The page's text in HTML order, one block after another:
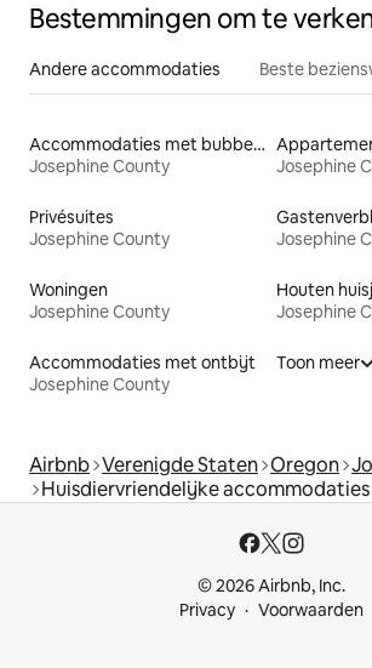
Bestemmingen om te
Andere accommodaties Beste
Accommodaties met bubbelbad
Josephine County
Josephine
Privésuites
Josephine County
Josephine
Woningen
Josephine County
Houten
Josephine
Accommodaties met ontbijt
Josephine County
Toon meer
Airbnb Verenigde Staten Oregon
Huisdiervriendelijke accommodaties
© 2026 Airbnb, Inc.
Privacy
Voorwaarden